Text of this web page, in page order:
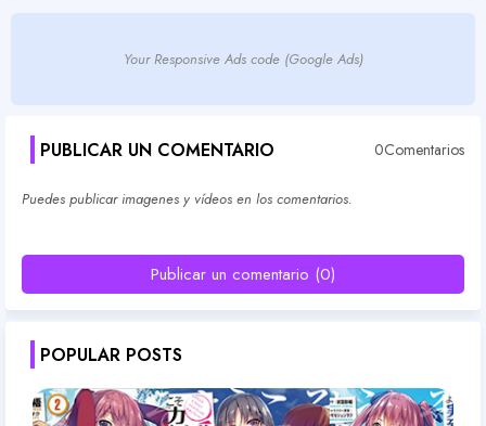
Your Responsive Ads code (Google Ads)
PUBLICAR UN COMENTARIO 0Comentarios
Puedes publicar imagenes y vídeos en los comentarios.
Publicar un comentario (0)
POPULAR POSTS